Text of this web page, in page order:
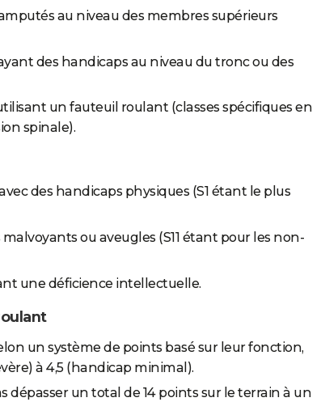
au niveau des membres supérieurs
des handicaps au niveau du tronc ou des
un fauteuil roulant (classes spécifiques en
spinale).
des handicaps physiques (S1 étant le plus
ou aveugles (S11 étant pour les non-
une déficience intellectuelle.
un système de points basé sur leur fonction,
à 4,5 (handicap minimal).
dépasser un total de 14 points sur le terrain à un